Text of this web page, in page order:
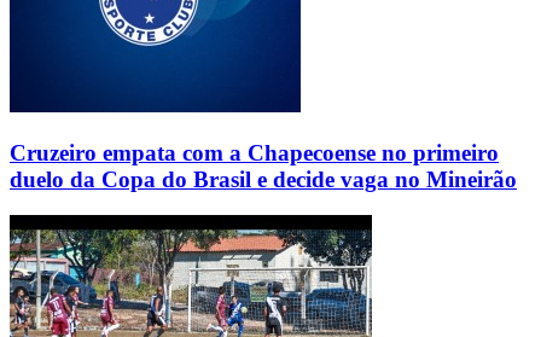
Cruzeiro empata com a Chapecoense no primeiro
duelo da Copa do Brasil e decide vaga no Mineirão